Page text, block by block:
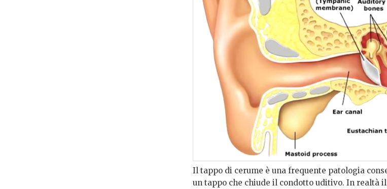
Il tappo di cerume è una frequente patologia
un tappo che chiude il condotto uditivo. In realtà il